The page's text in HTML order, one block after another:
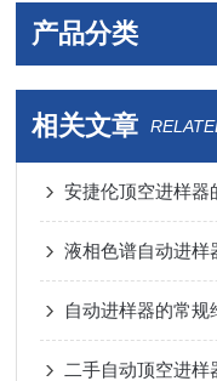
产品分类
相关文章
安捷伦顶空进样器
液相色谱自动进样
自动进样器的常规
二手自动顶空进样